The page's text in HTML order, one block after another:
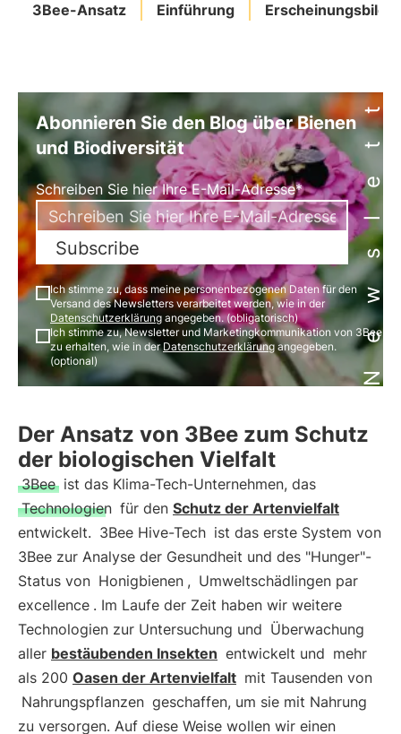
3Bee-Ansatz Einführung Erscheinungsbild
Newsletter
Abonnieren Sie den Blog über Bienen
und Biodiversität
Schreiben Sie hier Ihre E-Mail-Adresse*
Subscribe
Ich stimme zu, dass meine personenbezogenen Daten für den
Versand des Newsletters verarbeitet werden, wie in der
Datenschutzerklärung angegeben. (obligatorisch)
Ich stimme zu, Newsletter und Marketingkommunikation von 3Bee
zu erhalten, wie in derDatenschutzerklärungangegeben.
(optional)
Der Ansatz von 3Bee zum Schutz
der biologischen Vielfalt
3Bee ist das Klima-Tech-Unternehmen, das
Technologien für den Schutz der Artenvielfalt
entwickelt. 3Bee Hive-Tech ist das erste System von
3Bee zur Analyse der Gesundheit und des "Hunger"-
Status von Honigbienen , Umweltschädlingen par
excellence . Im Laufe der Zeit haben wir weitere
Technologien zur Untersuchung und Überwachung
aller bestäubenden Insekten entwickelt und mehr
als 200 Oasen der Artenvielfalt mit Tausenden von
Nahrungspflanzen geschaffen, um sie mit Nahrung
zu versorgen. Auf diese Weise wollen wir einen